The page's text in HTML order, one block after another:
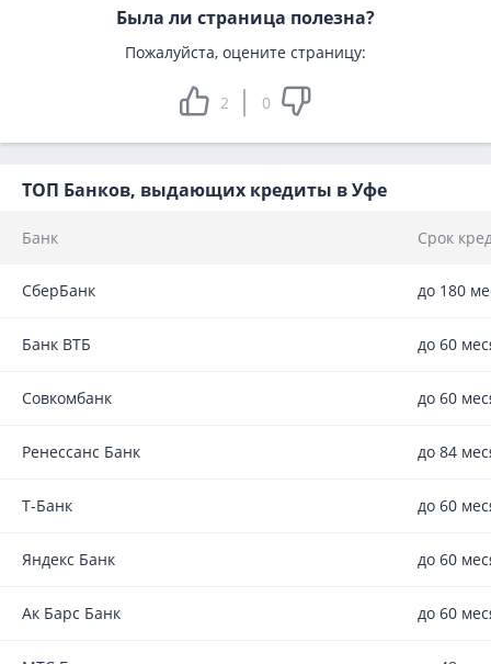
Была ли страница полезна?
Пожалуйста, оцените страницу:
2 0
ТОП Банков, выдающих кредиты в Уфе
Банк Срок
СберБанк до 180
Банк ВТБ до 60
Совкомбанк до 60
Ренессанс Банк до 84
Т-Банк до 60
Яндекс Банк до 60
Ак Барс Банк до 60